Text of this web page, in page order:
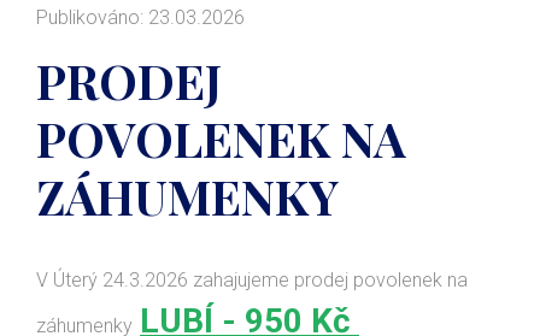
Publikováno: 23.03.2026
PRODEJ
POVOLENEK NA
ZÁHUMENKY
V Úterý 24.3.2026 zahajujeme prodej povolenek na
záhumenky LUBÍ - 950 Kč